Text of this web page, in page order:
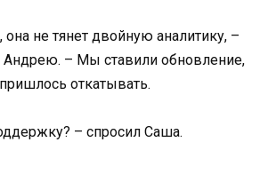
не тянет двойную аналитику, –
Андрею. – Мы ставили обновление,
откатывать.
– спросил Саша.